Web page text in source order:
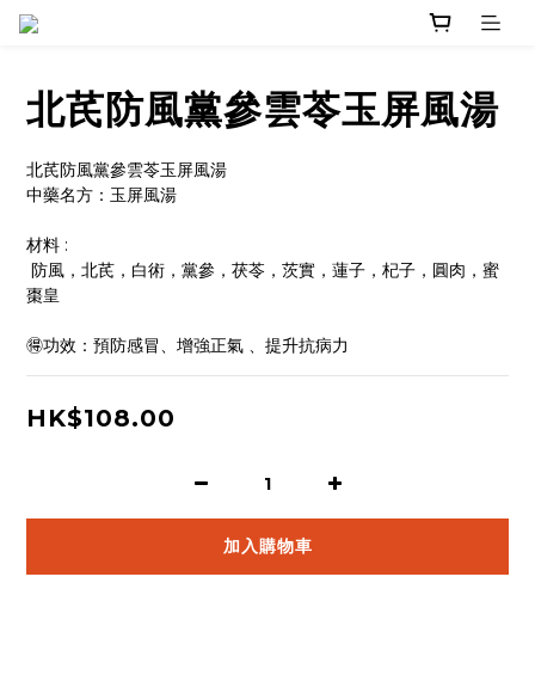
北芪防風黨參雲苓玉屏風湯
北芪防風黨參雲苓玉屏風湯
中藥名方：玉屏風湯
材料 :
棗皇
🉐功效：預防感冒、增強正氣 、提升抗病力
HK$108.00
加入購物車